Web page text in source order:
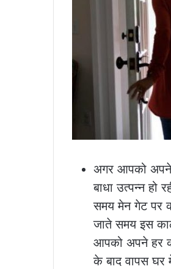
अगर आपको अपने
बाधा उत्पन्न
समय मेन गेट पर
जाते समय इस
आपको अपने हर
के बाद वापस घर